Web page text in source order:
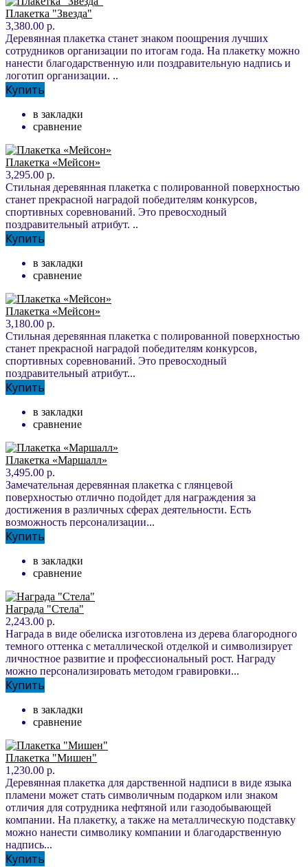
Плакетка "Звезда"
3,380.00 р.
Деревянная плакетка станет знаком поощрения лучших
сотрудников организации по итогам года. На плакетку можно
нанести благодарственную или поздравительную надпись и
логотип организации. ..
Купить
в закладки
сравнение
Плакетка «Мейсон»
3,295.00 р.
Стильная деревянная плакетка с полированной поверхностью
станет прекрасной наградой победителям конкурсов,
спортивных соревнований. Это превосходный
поздравительный атрибут. ..
Купить
в закладки
сравнение
Плакетка «Мейсон»
3,180.00 р.
Стильная деревянная плакетка с полированной поверхностью
станет прекрасной наградой победителям конкурсов,
спортивных соревнований. Это превосходный
поздравительный атрибут...
Купить
в закладки
сравнение
Плакетка «Маршалл»
3,495.00 р.
Замечательная деревянная плакетка с глянцевой
поверхностью отлично подойдет для награждения за
достижения в различных сферах деятельности. Есть
возможность персонализации...
Купить
в закладки
сравнение
Награда "Стела"
2,243.00 р.
Награда в виде обелиска изготовлена из дерева благородного
темного оттенка с металлической отделкой и символизирует
личностное развитие и профессиональный рост. Награду
можно персонализировать методом гравировки...
Купить
в закладки
сравнение
Плакетка "Мишен"
1,230.00 р.
Деревянная плакетка для дарственной надписи в виде языка
пламени может стать символичным подарком или знаком
отличия для сотрудника нефтяной или газодобывающей
компании. На плакетку, а также на металлическую подставку
можно нанести символику компании и благодарственную
надпись...
Купить